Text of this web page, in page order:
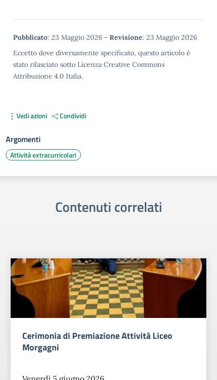
Metadata
Pubblicato: 23 Maggio 2026 - Revisione: 23 Maggio 2026
Eccetto dove diversamente specificato, questo articolo è
stato rilasciato sotto Licenza Creative Commons
Attribuzione 4.0 Italia.
Vedi azioni Condividi
Argomenti
Attività extracurricolari
Contenuti correlati
di Premiazione Attività Liceo